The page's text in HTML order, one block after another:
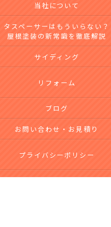
当社について
タスペーサーはもういらない？
屋根塗装の新常識を徹底解説
サイディング
リフォーム
ブログ
お問い合わせ・お見積り
プライバシーポリシー
台風による屋根・外壁被害｜無